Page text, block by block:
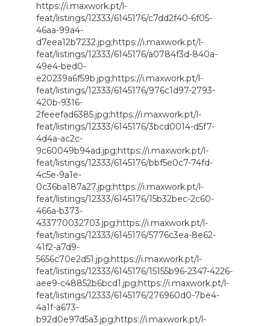
https://i.maxwork.pt/l-
feat/listings/12333/6145176/c7dd2f40-6f05-
46aa-99a4-
d7eea12b7232.jpg;https://i.maxwork.pt/l-
feat/listings/12333/6145176/a0784f3d-840a-
49e4-bed0-
e20239a6f59b.jpg;https://i.maxwork.pt/l-
feat/listings/12333/6145176/976c1d97-2793-
420b-9316-
2feeefad6385.jpg;https://i.maxwork.pt/l-
feat/listings/12333/6145176/3bcd0014-d5f7-
4d4a-ac2c-
9c60049b94ad.jpg;https://i.maxwork.pt/l-
feat/listings/12333/6145176/bbf5e0c7-74fd-
4c5e-9a1e-
0c36ba187a27.jpg;https://i.maxwork.pt/l-
feat/listings/12333/6145176/15b32bec-2c60-
466a-b373-
433770032703.jpg;https://i.maxwork.pt/l-
feat/listings/12333/6145176/5776c3ea-8e62-
41f2-a7d9-
5656c70e2d51.jpg;https://i.maxwork.pt/l-
feat/listings/12333/6145176/15155b96-2347-4226-
aee9-c48852b6bcd1.jpg;https://i.maxwork.pt/l-
feat/listings/12333/6145176/276960d0-7be4-
4a1f-a673-
b92d0e97d5a3.jpg;https://i.maxwork.pt/l-